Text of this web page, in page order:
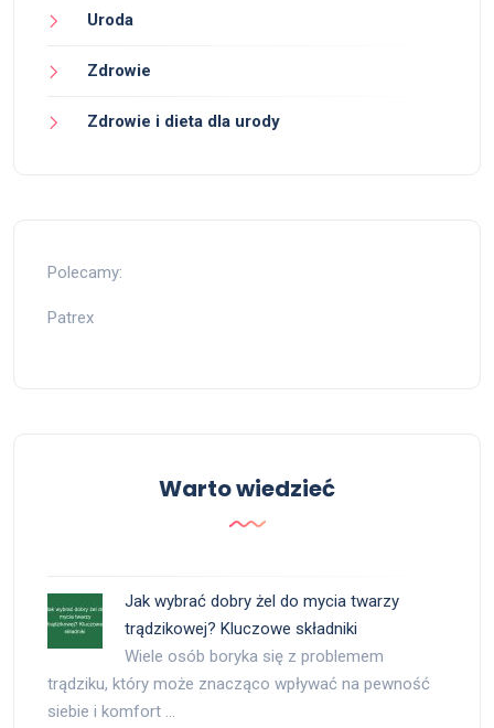
Uroda
Zdrowie
Zdrowie i dieta dla urody
Polecamy:
Patrex
Warto wiedzieć
Jak wybrać dobry żel do mycia twarzy
trądzikowej? Kluczowe składniki
Wiele osób boryka się z problemem
trądziku, który może znacząco wpływać na pewność
siebie i komfort …